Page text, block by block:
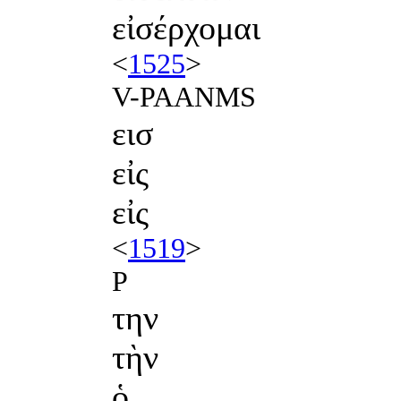
εἰσέρχομαι
<1525>
V-PAANMS
εισ
εἰς
εἰς
<1519>
P
την
τὴν